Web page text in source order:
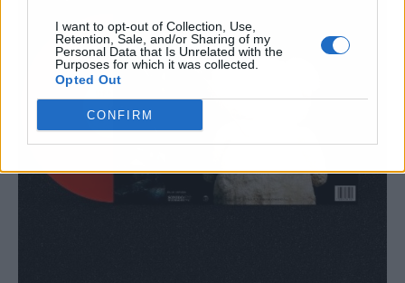
I want to opt-out of Collection, Use,
Retention, Sale, and/or Sharing of my
Personal Data that Is Unrelated with the
Purposes for which it was collected.
Opted Out
CONFIRM